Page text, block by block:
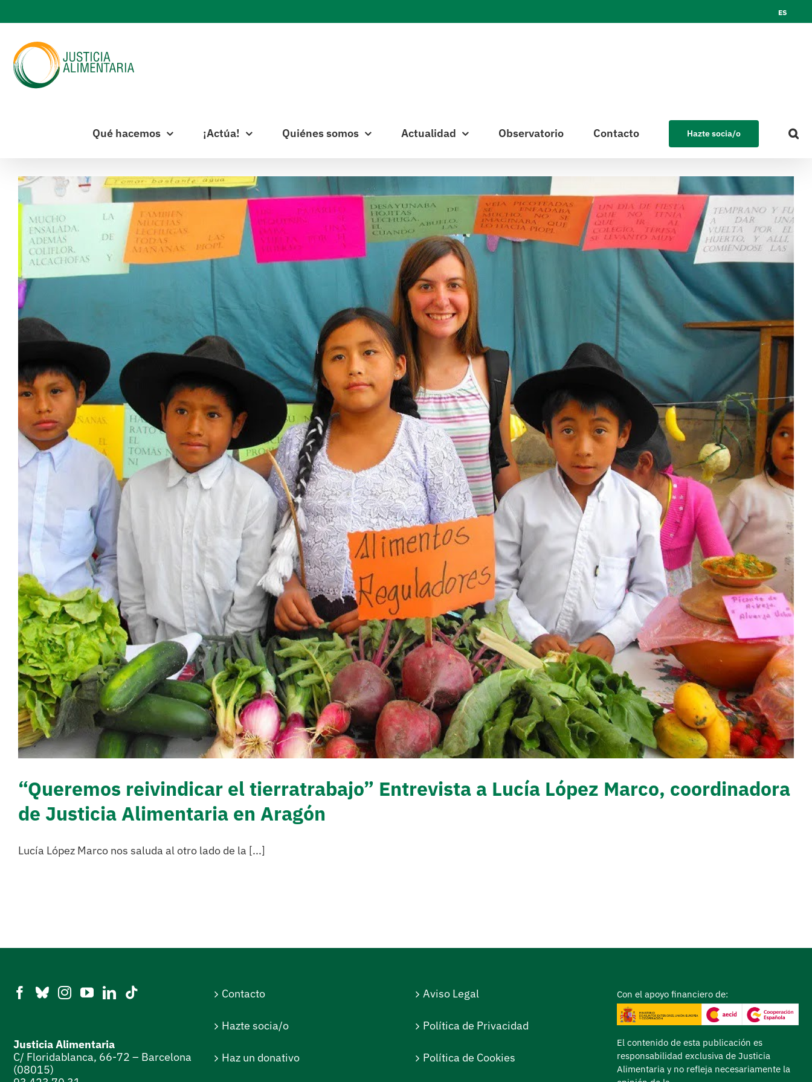
content
ES
Qué hacemos ¡Actúa! Quiénes somos Actualidad Observatorio Contacto Hazte socia/o
“Queremos reivindicar el tierratrabajo” Entrevista a Lucía López Marco, coordinadora
de Justicia Alimentaria en Aragón
Educación Sin categorizar
“Queremos reivindicar el tierratrabajo” Entrevista a Lucía López Marco, coordinadora
de Justicia Alimentaria en Aragón
Lucía López Marco nos saluda al otro lado de la [...]
Justicia Alimentaria
C/ Floridablanca, 66-72 – Barcelona
(08015)
Contacto
Hazte socia/o
Haz un donativo
Aviso Legal
Política de Privacidad
Política de Cookies
Con el apoyo financiero de:
El contenido de esta publicación es
responsabilidad exclusiva de Justicia
Alimentaria y no refleja necesariamente la